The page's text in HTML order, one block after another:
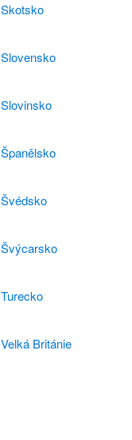
Skotsko
Slovensko
Slovinsko
Španělsko
Švédsko
Švýcarsko
Turecko
Velká Británie